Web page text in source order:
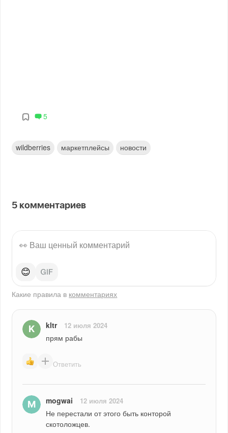
5
wildberries маркетплейсы новости
5 комментариев
😊
Какие правила в комментариях
kltr 12 июля 2024
прям рабы
Ответить
mogwai 12 июля 2024
Не перестали от этого быть конторой
скотоложцев.